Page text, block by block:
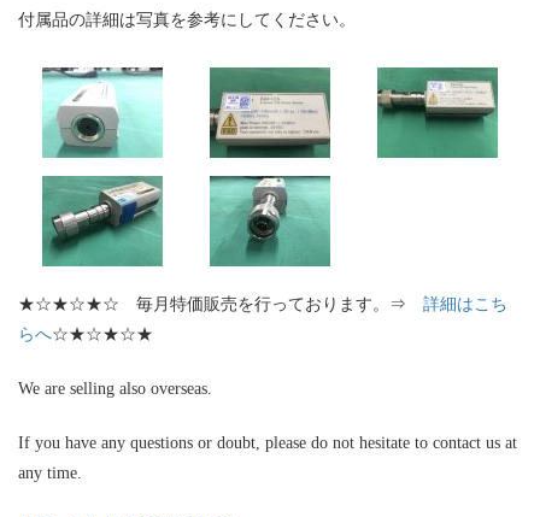
付属品の詳細は写真を参考にしてください。
★☆★☆★☆ 毎月特価販売を行っております。⇒ 詳細はこち
らへ☆★☆★☆★
We are selling also overseas.
If you have any questions or doubt, please do not hesitate to contact us at
any time.